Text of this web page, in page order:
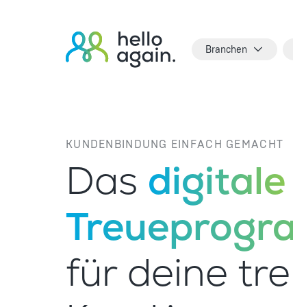
Branchen
KUNDENBINDUNG EINFACH GEMACHT
Das digitale
für deine